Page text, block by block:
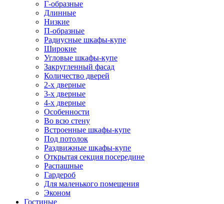
Г-образные
Длинные
Низкие
П-образные
Радиусные шкафы-купе
Широкие
Угловые шкафы-купе
Закругленный фасад
Количество дверей
2-х дверные
3-х дверные
4-х дверные
Особенности
Во всю стену
Встроенные шкафы-купе
Под потолок
Раздвижные шкафы-купе
Открытая секция посередине
Распашные
Гардероб
Для маленького помещения
Эконом
Гостиные